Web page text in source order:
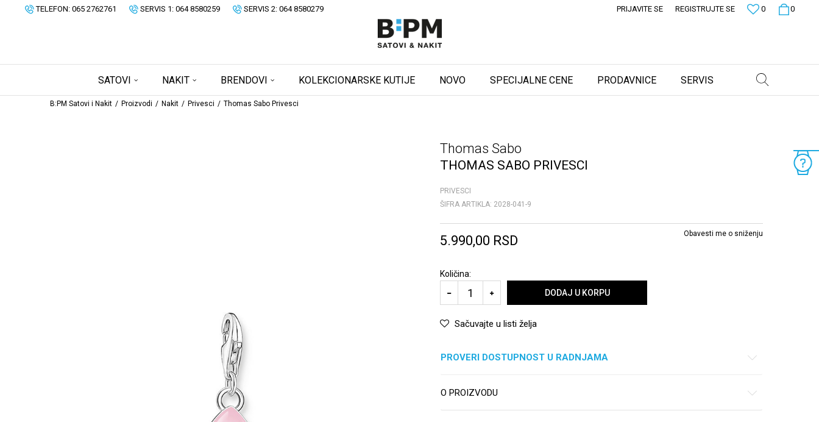
TELEFON: 065 2762761 SERVIS 1: 064 8580259 SERVIS 2: 064 8580279 0
0
PRIJAVITE SE REGISTRUJTE SE
SATOVI NAKIT BRENDOVI KOLEKCIONARSKE KUTIJE NOVO SPECIJALNE CENE PRODAVNICE SERVIS
B:PM Satovi i Nakit Proizvodi Nakit Privesci Thomas Sabo Privesci
Thomas Sabo
THOMAS SABO PRIVESCI
PRIVESCI
ŠIFRA ARTIKLA: 2028-041-9
5.990,00 RSD Obavesti me o sniženju
Količina:
DODAJ U KORPU
Sačuvajte u listi želja
PROVERI DOSTUPNOST U RADNJAMA
O PROIZVODU